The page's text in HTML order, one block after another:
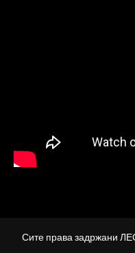
Сите права задржани